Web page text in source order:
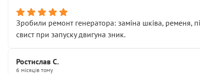
Зробили ремонт генератора: заміна шківа, ременя,
свист при запуску двигуна зник.
Ростислав С.
6 місяців тому